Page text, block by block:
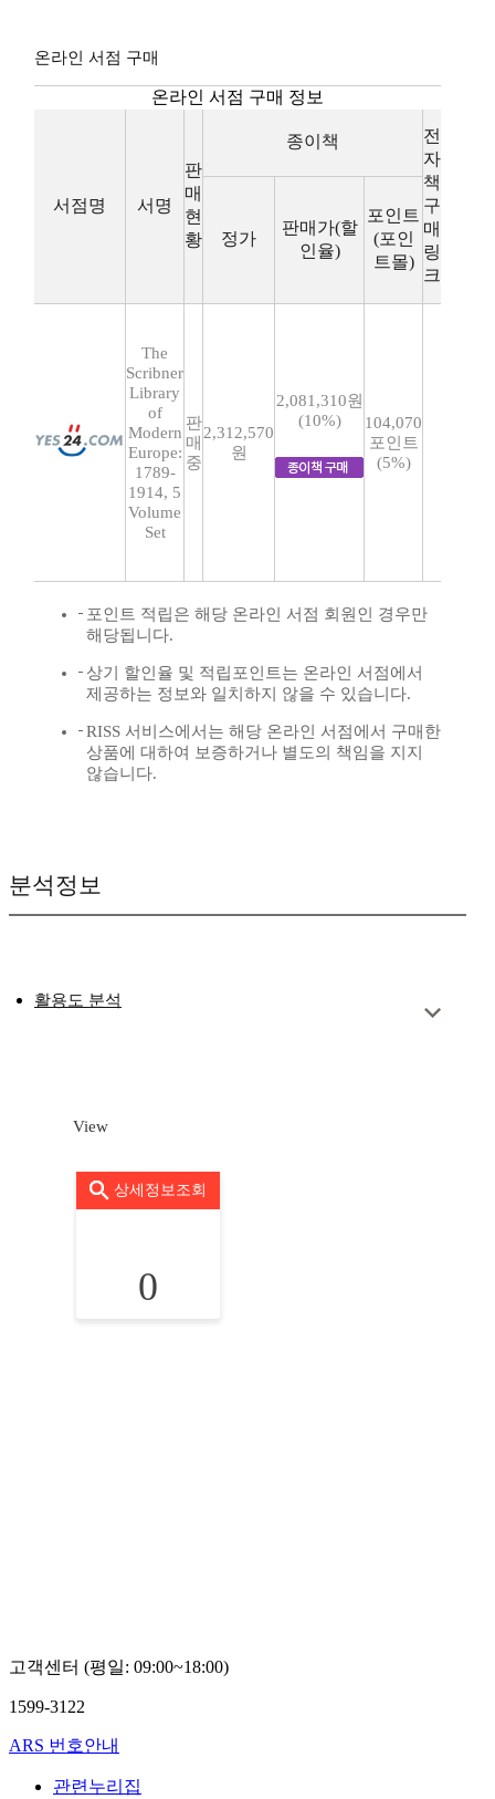
온라인 서점 구매
온라인 서점 구매 정보
서점명 서명
판
매
현
황
종이책
전
자
책
구
매
링
크
정가
판매가(할
인율)
포인트
(포인
트몰)
The
Scribner
Library
of
Modern
Europe:
1789-
1914, 5
Volume
Set
판
매
중
2,312,570
원
2,081,310원
(10%)
104,070
포인트
(5%)
포인트 적립은 해당 온라인 서점 회원인 경우만
해당됩니다.
상기 할인율 및 적립포인트는 온라인 서점에서
제공하는 정보와 일치하지 않을 수 있습니다.
RISS 서비스에서는 해당 온라인 서점에서 구매한
상품에 대하여 보증하거나 별도의 책임을 지지
않습니다.
분석정보
활용도 분석
View
상세정보조회
0
고객센터 (평일: 09:00~18:00)
1599-3122
ARS 번호안내
관련누리집